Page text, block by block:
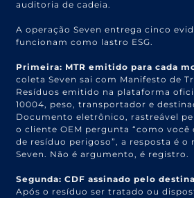
auditoria de cadeia.
A operação Seven entrega cinco
funcionam como lastro ESG.
Primeira: MTR emitido para cada
coleta Seven sai com Manifesto de
Resíduos emitido na plataforma
10004, peso, transportador e
Documento eletrônico, rastreável
o cliente OEM pergunta “como você
de resíduo perigoso”, a resposta é o
Seven. Não é argumento, é registro.
Segunda: CDF assinado pelo
Após o resíduo ser tratado ou